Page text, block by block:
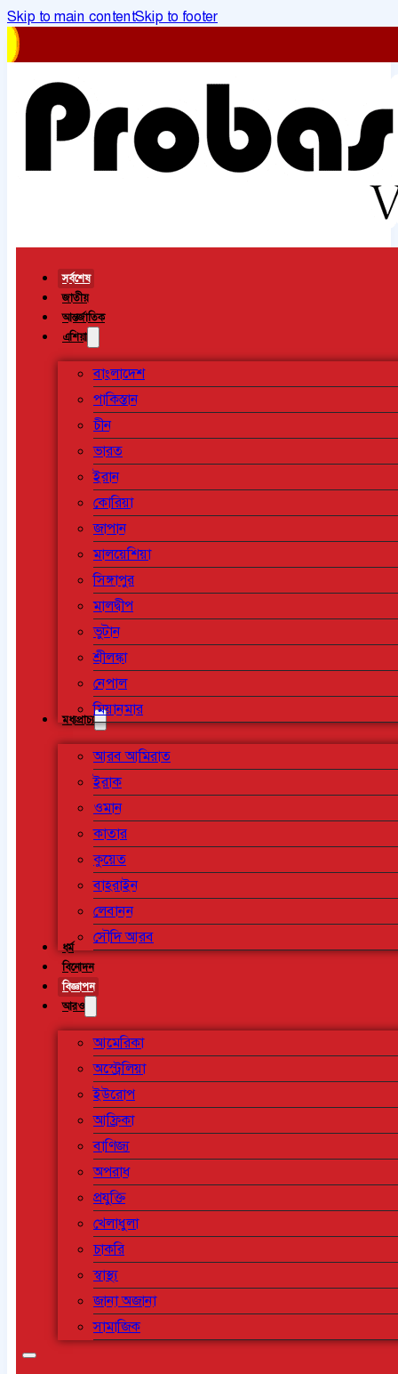
Skip to main contentSkip to footer
সর্বশেষ
জাতীয়
আন্তর্জাতিক
এশিয়া
বাংলাদেশ
পাকিস্তান
চীন
ভারত
ইরান
কোরিয়া
জাপান
মালয়েশিয়া
সিঙ্গাপুর
মালদ্বীপ
ভুটান
শ্রীলঙ্কা
নেপাল
মিয়ানমার
মধ্যপ্রাচ্য
আরব আমিরাত
ইরাক
ওমান
কাতার
কুয়েত
বাহরাইন
লেবানন
সৌদি আরব
ধর্ম
বিনোদন
বিজ্ঞাপন
আরও
আমেরিকা
অস্ট্রেলিয়া
ইউরোপ
আফ্রিকা
বাণিজ্য
অপরাধ
প্রযুক্তি
খেলাধুলা
চাকরি
স্বাস্থ্য
জানা অজানা
সামাজিক